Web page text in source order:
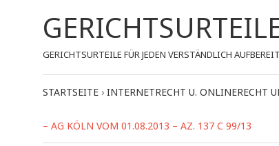
GERICHTSURTEILE FÜR JEDEN VERSTÄNDLICH
STARTSEITE › INTERNETRECHT U. ONLINERECHT
– AG KÖLN VOM 01.08.2013 – AZ. 137 C 99/13